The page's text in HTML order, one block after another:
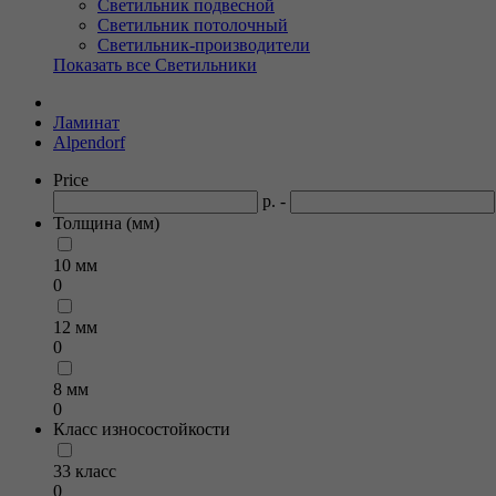
Светильник подвесной
Светильник потолочный
Светильник-производители
Показать все Светильники
Ламинат
Alpendorf
Price
р. -
Толщина (мм)
10 мм
0
12 мм
0
8 мм
0
Класс износостойкости
33 класс
0